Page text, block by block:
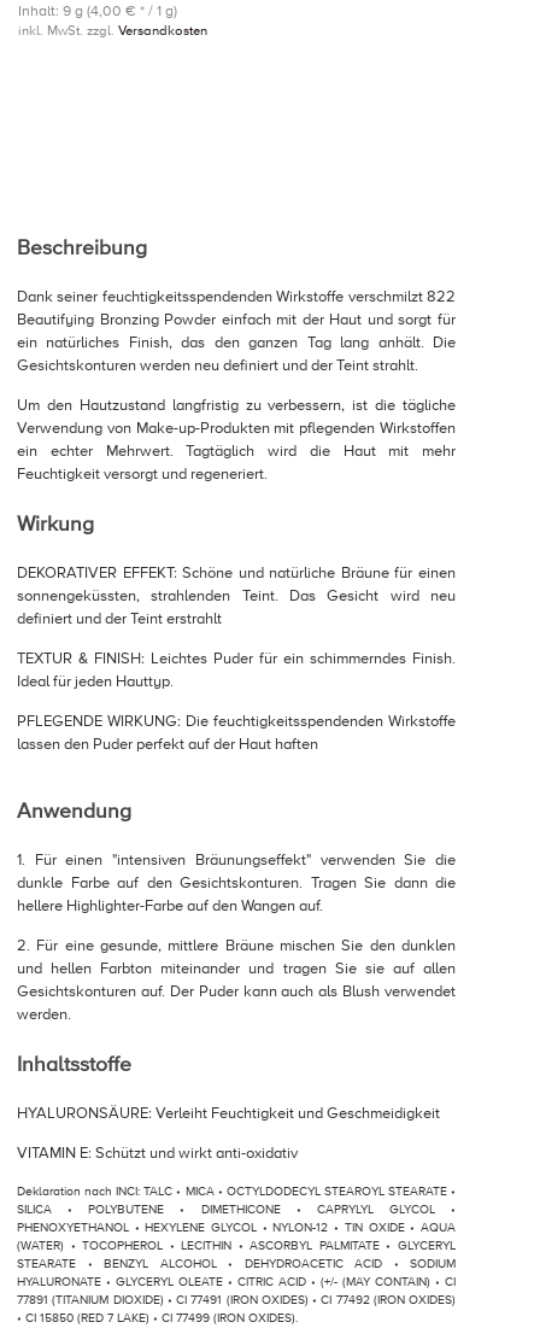
Inhalt: 9 g (4,00 € * / 1 g)
inkl. MwSt. zzgl. Versandkosten
Beschreibung
Dank seiner feuchtigkeitsspendenden Wirkstoffe verschmilzt 822
Beautifying Bronzing Powder einfach mit der Haut und sorgt für
ein natürliches Finish, das den ganzen Tag lang anhält. Die
Gesichtskonturen werden neu definiert und der Teint strahlt.
Um den Hautzustand langfristig zu verbessern, ist die tägliche
Verwendung von Make-up-Produkten mit pflegenden Wirkstoffen
ein echter Mehrwert. Tagtäglich wird die Haut mit mehr
Feuchtigkeit versorgt und regeneriert.
Wirkung
DEKORATIVER EFFEKT: Schöne und natürliche Bräune für einen
sonnengeküssten, strahlenden Teint. Das Gesicht wird neu
definiert und der Teint erstrahlt
TEXTUR & FINISH: Leichtes Puder für ein schimmerndes Finish.
Ideal für jeden Hauttyp.
PFLEGENDE WIRKUNG: Die feuchtigkeitsspendenden Wirkstoffe
lassen den Puder perfekt auf der Haut haften
Anwendung
1. Für einen "intensiven Bräunungseffekt" verwenden Sie die
dunkle Farbe auf den Gesichtskonturen. Tragen Sie dann die
hellere Highlighter-Farbe auf den Wangen auf.
2. Für eine gesunde, mittlere Bräune mischen Sie den dunklen
und hellen Farbton miteinander und tragen Sie sie auf allen
Gesichtskonturen auf. Der Puder kann auch als Blush verwendet
werden.
Inhaltsstoffe
HYALURONSÄURE: Verleiht Feuchtigkeit und Geschmeidigkeit
VITAMIN E: Schützt und wirkt anti-oxidativ
Deklaration nach INCI: TALC • MICA • OCTYLDODECYL STEAROYL STEARATE •
SILICA • POLYBUTENE • DIMETHICONE • CAPRYLYL GLYCOL •
PHENOXYETHANOL • HEXYLENE GLYCOL • NYLON-12 • TIN OXIDE • AQUA
(WATER) • TOCOPHEROL • LECITHIN • ASCORBYL PALMITATE • GLYCERYL
STEARATE • BENZYL ALCOHOL • DEHYDROACETIC ACID • SODIUM
HYALURONATE • GLYCERYL OLEATE • CITRIC ACID • (+/- (MAY CONTAIN) • CI
77891 (TITANIUM DIOXIDE) • CI 77491 (IRON OXIDES) • CI 77492 (IRON OXIDES)
• CI 15850 (RED 7 LAKE) • CI 77499 (IRON OXIDES).